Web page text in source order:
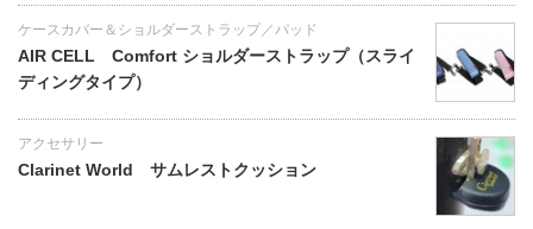
ケースカバー＆ショルダーストラップ／パッド
AIR CELL Comfort ショルダーストラップ（スライ
ディングタイプ）
アクセサリー
Clarinet World サムレストクッション